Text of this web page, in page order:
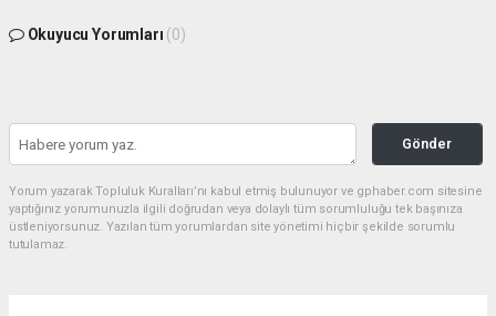
Okuyucu Yorumları (0)
Gönder
Yorum yazarak Topluluk Kuralları’nı kabul etmiş bulunuyor ve gphaber.com sitesine
yaptığınız yorumunuzla ilgili doğrudan veya dolaylı tüm sorumluluğu tek başınıza
üstleniyorsunuz. Yazılan tüm yorumlardan site yönetimi hiçbir şekilde sorumlu
tutulamaz.